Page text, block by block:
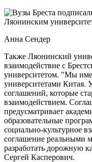
Анна Сендер
Также Ляонинский
взаимодействие с
университетом. "Мы
университетами Китая.
соглашений, которые
взаимодействием.
предусматривает
образовательные
социально-культурное
соглашение реальными
разработать дорожную
Сергей Касперович.